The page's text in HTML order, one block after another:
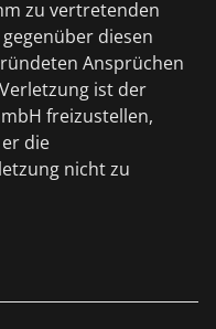
zu vertretenden
diesen
Ansprüchen
ist der
freizustellen,
die
nicht zu